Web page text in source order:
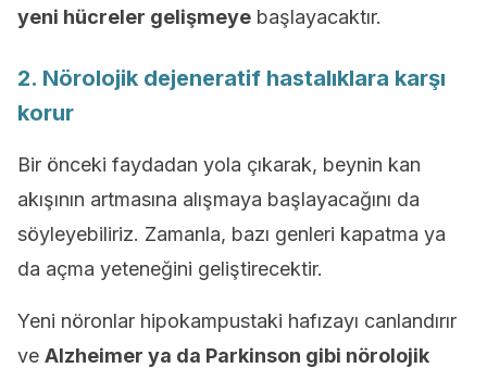
yeni hücreler gelişmeye başlayacaktır.
2. Nörolojik dejeneratif hastalıklara karşı
korur
Bir önceki faydadan yola çıkarak, beynin kan
akışının artmasına alışmaya başlayacağını da
söyleyebiliriz. Zamanla, bazı genleri kapatma ya
da açma yeteneğini geliştirecektir.
Yeni nöronlar hipokampustaki hafızayı canlandırır
ve Alzheimer ya da Parkinson gibi nörolojik